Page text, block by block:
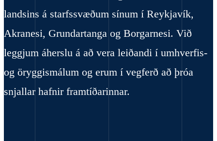
landsins á starfssvæðum sínum í Reykjavík,
Akranesi, Grundartanga og Borgarnesi. Við
leggjum áherslu á að vera leiðandi í umhverfis-
og öryggismálum og erum í vegferð að þróa
snjallar hafnir framtíðarinnar.